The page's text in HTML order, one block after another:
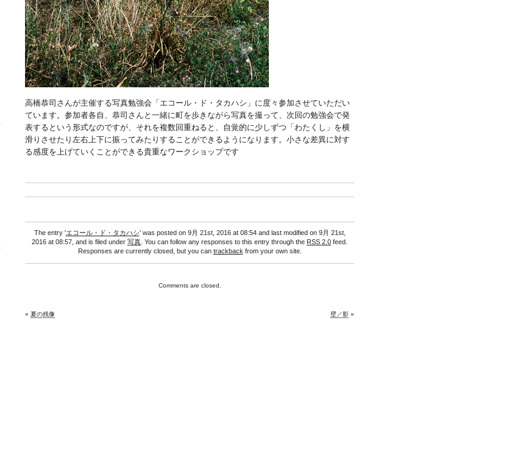
高橋恭司さんが主催する写真勉強会「エコール・ド・タカハシ」に度々参加させていただい
ています。参加者各自、恭司さんと一緒に町を歩きながら写真を撮って、次回の勉強会で発
表するという形式なのですが、それを複数回重ねると、自覚的に少しずつ「わたくし」を横
滑りさせたり左右上下に振ってみたりすることができるようになります。小さな差異に対す
る感度を上げていくことができる貴重なワークショップです
The entry 'エコール・ド・タカハシ' was posted on 9月 21st, 2016 at 08:54 and last modified on 9月 21st,
2016 at 08:57, and is filed under 写真 . You can follow any responses to this entry through the RSS 2.0 feed.
Responses are currently closed, but you can trackback from your own site.
Comments are closed.
« 夏の残像 壁／影 »